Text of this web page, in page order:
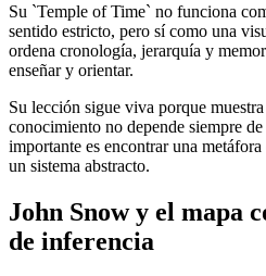
Su `Temple of Time` no funciona
sentido estricto, pero sí como una
ordena cronología, jerarquía y
enseñar y orientar.
Su lección sigue viva porque
conocimiento no depende siempre
importante es encontrar una
un sistema abstracto.
John Snow y el mapa
de inferencia